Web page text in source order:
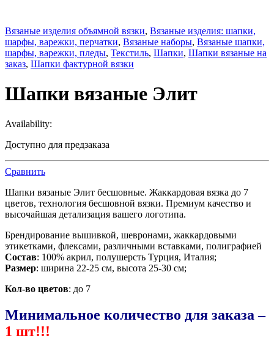
Вязаные изделия объямной вязки, Вязаные изделия: шапки,
шарфы, варежки, перчатки, Вязаные наборы, Вязаные шапки,
шарфы, варежки, пледы, Текстиль, Шапки, Шапки вязаные на
заказ, Шапки фактурной вязки
Шапки вязаные Элит
Availability:
Доступно для предзаказа
Сравнить
Шапки вязаные Элит бесшовные. Жаккардовая вязка до 7
цветов, технология бесшовной вязки. Премиум качество и
высочайшая детализация вашего логотипа.
Брендирование вышивкой, шевронами, жаккардовыми
этикетками, флексами, различными вставками, полиграфией
Состав: 100% акрил, полушерсть Турция, Италия;
Размер: ширина 22-25 см, высота 25-30 см;
Кол-во цветов: до 7
Минимальное количество для заказа –
1 шт!!!